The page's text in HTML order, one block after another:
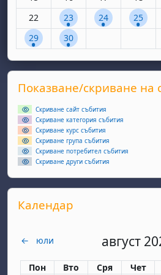
Няма събития, понеделник, 22
22 1 събитие, вторник, 23
23 1 събитие,
24 125
1 събитие, понеделник, 29
29 1 събитие, вторник, 30
30
Supplementary blocks
Прескочи Показване/скриване на
Показване/скриване на
Скриване сайт събития
Скриване категория събития
Скриване курс събития
Скриване група събития
Скриване потребител събития
Скриване други събития
Прескочи Календар
Календар
← юли август
Понеделник
Пон вторник
Вто сряда
Сря Чет